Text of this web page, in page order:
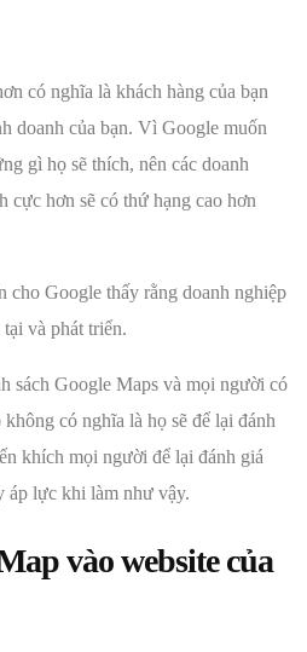
có nghĩa là khách hàng của bạn
doanh của bạn. Vì Google muốn
gì họ sẽ thích, nên các doanh
cực hơn sẽ có thứ hạng cao hơn
cho Google thấy rằng doanh nghiệp
và phát triển.
sách Google Maps và mọi người có
có nghĩa là họ sẽ để lại đánh
khích mọi người để lại đánh giá
áp lực khi làm như vậy.
vào website của